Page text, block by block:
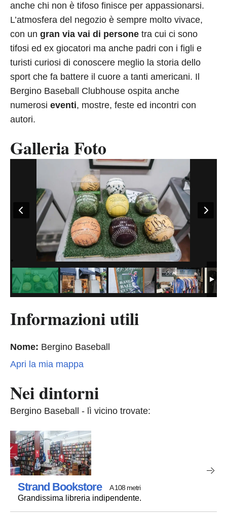
anche chi non è tifoso finisce per appassionarsi.
L’atmosfera del negozio è sempre molto vivace,
con un gran via vai di persone tra cui ci sono
tifosi ed ex giocatori ma anche padri con i figli e
turisti curiosi di conoscere meglio la storia dello
sport che fa battere il cuore a tanti americani. Il
Bergino Baseball Clubhouse ospita anche
numerosi eventi, mostre, feste ed incontri con
autori.
Galleria Foto
Informazioni utili
Nome: Bergino Baseball
Apri la mia mappa
Nei dintorni
Bergino Baseball - lì vicino trovate:
Strand Bookstore A 108 metri
Grandissima libreria indipendente.